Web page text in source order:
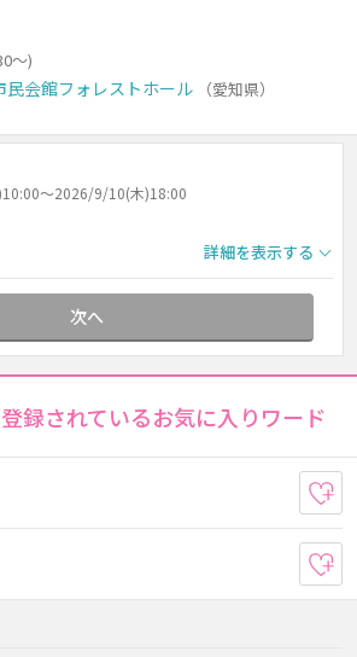
～)
会館フォレストホール （愛知県）
～2026/9/10(木)18:00
詳細を表示する
次へ
録されているお気に入りワード